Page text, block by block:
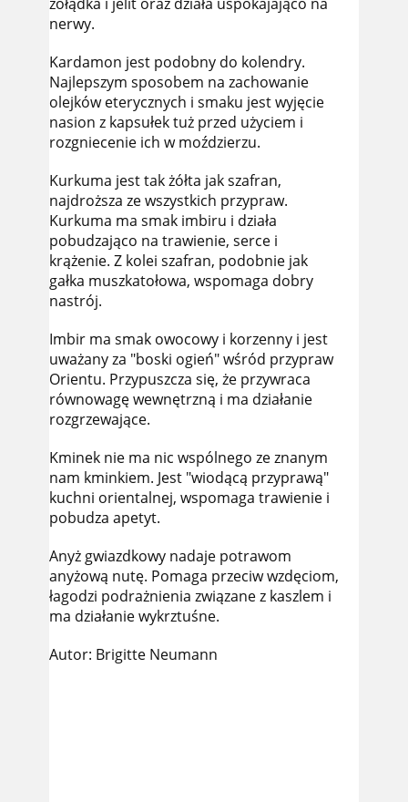
nerwy.
Kardamon jest podobny do kolendry.
Najlepszym sposobem na zachowanie
olejków eterycznych i smaku jest wyjęcie
nasion z kapsułek tuż przed użyciem i
rozgniecenie ich w moździerzu.
Kurkuma jest tak żółta jak szafran,
najdroższa ze wszystkich przypraw.
Kurkuma ma smak imbiru i działa
pobudzająco na trawienie, serce i
krążenie. Z kolei szafran, podobnie jak
gałka muszkatołowa, wspomaga dobry
nastrój.
Imbir ma smak owocowy i korzenny i jest
uważany za "boski ogień" wśród przypraw
Orientu. Przypuszcza się, że przywraca
równowagę wewnętrzną i ma działanie
rozgrzewające.
Kminek nie ma nic wspólnego ze znanym
nam kminkiem. Jest "wiodącą przyprawą"
kuchni orientalnej, wspomaga trawienie i
pobudza apetyt.
Anyż gwiazdkowy nadaje potrawom
anyżową nutę. Pomaga przeciw wzdęciom,
łagodzi podrażnienia związane z kaszlem i
ma działanie wykrztuśne.
Autor: Brigitte Neumann